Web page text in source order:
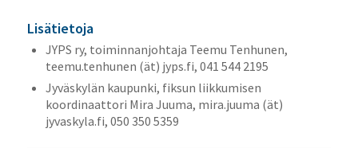
Lisätietoja
JYPS ry, toiminnanjohtaja Teemu Tenhunen,
teemu.tenhunen (ät) jyps.fi, 041 544 2195
Jyväskylän kaupunki, fiksun liikkumisen
koordinaattori Mira Juuma, mira.juuma (ät)
jyvaskyla.fi, 050 350 5359